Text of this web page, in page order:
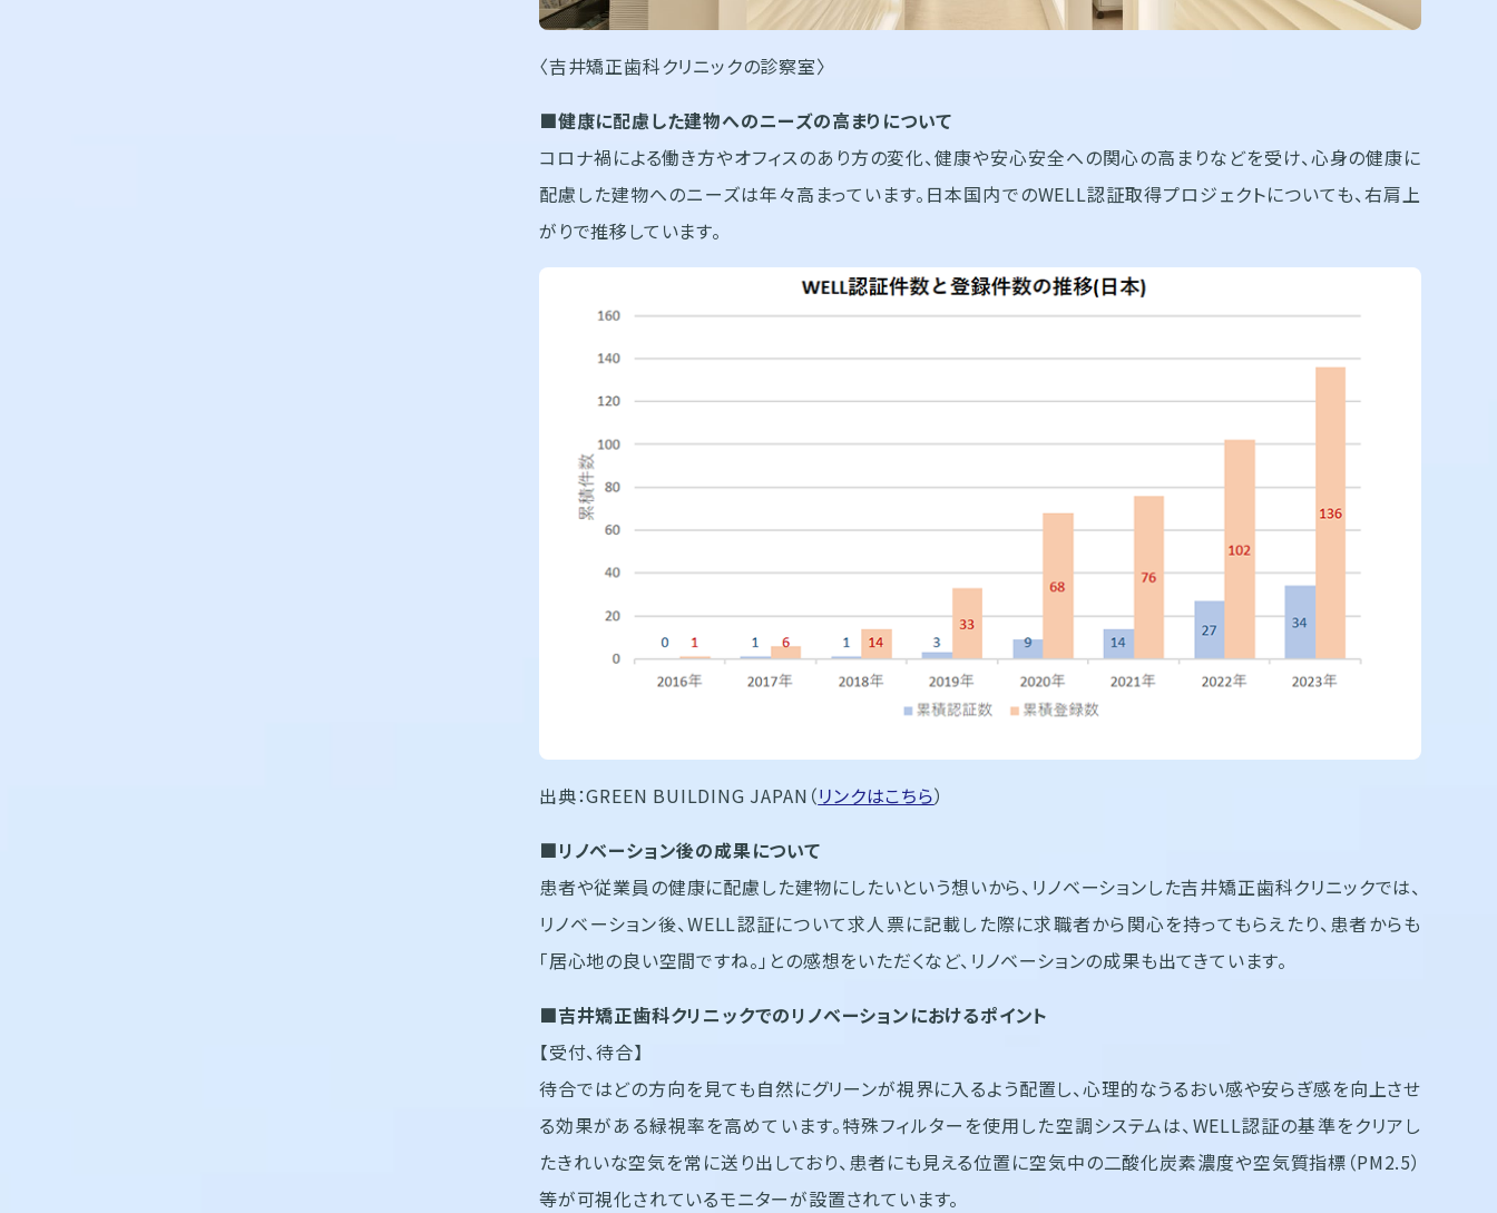
〈吉井矯正歯科クリニックの診察室〉
■健康に配慮した建物へのニーズの高まりについて
コロナ禍による働き方やオフィスのあり方の変化、健康や安心安全への関心の高まりなどを受け、心身の健康に
配慮した建物へのニーズは年々高まっています。日本国内でのWELL認証取得プロジェクトについても、右肩上
がりで推移しています。
出典：GREEN BUILDING JAPAN（リンクはこちら）
■リノベーション後の成果について
患者や従業員の健康に配慮した建物にしたいという想いから、リノベーションした吉井矯正歯科クリニックでは、
リノベーション後、WELL認証について求人票に記載した際に求職者から関心を持ってもらえたり、患者からも
「居心地の良い空間ですね。」との感想をいただくなど、リノベーションの成果も出てきています。
■吉井矯正歯科クリニックでのリノベーションにおけるポイント
【受付、待合】
待合ではどの方向を見ても自然にグリーンが視界に入るよう配置し、心理的なうるおい感や安らぎ感を向上させ
る効果がある緑視率を高めています。特殊フィルターを使用した空調システムは、WELL認証の基準をクリアし
たきれいな空気を常に送り出しており、患者にも見える位置に空気中の二酸化炭素濃度や空気質指標（PM2.5）
等が可視化されているモニターが設置されています。